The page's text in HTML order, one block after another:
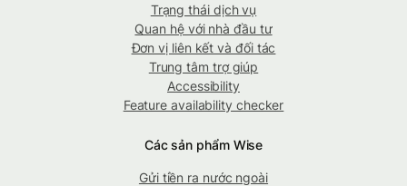
Trạng thái dịch vụ
Quan hệ với nhà đầu tư
Đơn vị liên kết và đối tác
Trung tâm trợ giúp
Accessibility
Feature availability checker
Các sản phẩm Wise
Gửi tiền ra nước ngoài